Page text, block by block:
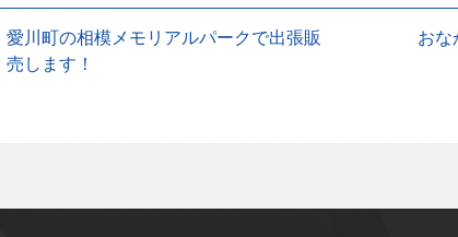
愛川町の相模メモリアルパークで出張販
売します！
おな